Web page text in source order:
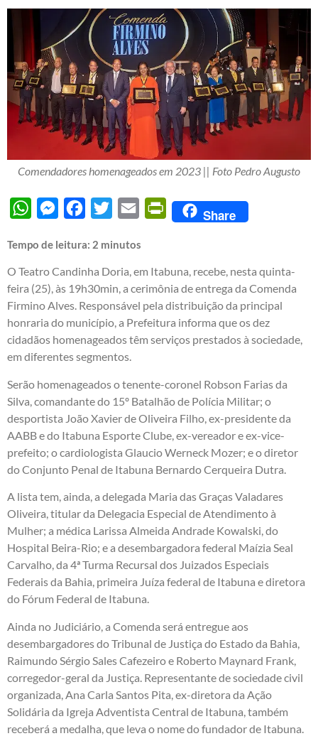
Comendadores homenageados em 2023 || Foto Pedro Augusto
WhatsAppMessengerFacebook
Twitter Email PrintFriendly
Share
Tempo de leitura: 2 minutos
O Teatro Candinha Doria, em Itabuna, recebe, nesta quinta-
feira (25), às 19h30min, a cerimônia de entrega da Comenda
Firmino Alves. Responsável pela distribuição da principal
honraria do município, a Prefeitura informa que os dez
cidadãos homenageados têm serviços prestados à sociedade,
em diferentes segmentos.
Serão homenageados o tenente-coronel Robson Farias da
Silva, comandante do 15º Batalhão de Polícia Militar; o
desportista João Xavier de Oliveira Filho, ex-presidente da
AABB e do Itabuna Esporte Clube, ex-vereador e ex-vice-
prefeito; o cardiologista Glaucio Werneck Mozer; e o diretor
do Conjunto Penal de Itabuna Bernardo Cerqueira Dutra.
A lista tem, ainda, a delegada Maria das Graças Valadares
Oliveira, titular da Delegacia Especial de Atendimento à
Mulher; a médica Larissa Almeida Andrade Kowalski, do
Hospital Beira-Rio; e a desembargadora federal Maízia Seal
Carvalho, da 4ª Turma Recursal dos Juizados Especiais
Federais da Bahia, primeira Juíza federal de Itabuna e diretora
do Fórum Federal de Itabuna.
Ainda no Judiciário, a Comenda será entregue aos
desembargadores do Tribunal de Justiça do Estado da Bahia,
Raimundo Sérgio Sales Cafezeiro e Roberto Maynard Frank,
corregedor-geral da Justiça. Representante de sociedade civil
organizada, Ana Carla Santos Pita, ex-diretora da Ação
Solidária da Igreja Adventista Central de Itabuna, também
receberá a medalha, que leva o nome do fundador de Itabuna.